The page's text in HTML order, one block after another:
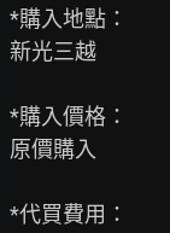
*購入地點：
新光三越
*購入價格：
原價購入
*代買費用：